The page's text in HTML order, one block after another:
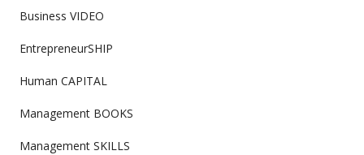
Business VIDEO
EntrepreneurSHIP
Human CAPITAL
Management BOOKS
Management SKILLS